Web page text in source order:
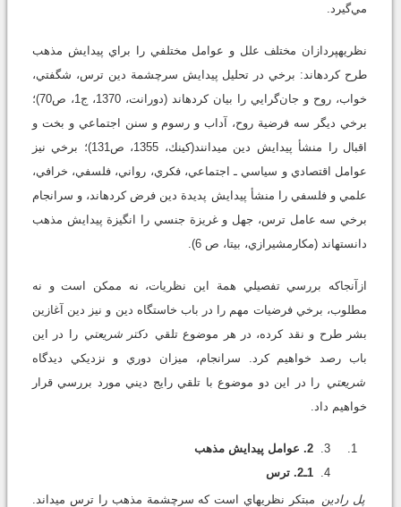
مي‌گيرد.
نظريه‏پردازان مختلف علل و عوامل مختلفي را براي پيدايش مذهب
طرح كرده‏اند: برخي در تحليل پيدايش سرچشمة دين ترس، شگفتي،
خواب، روح و جان‌گرايي را بيان كرده‏اند (‏دورانت، 1370، ج1، ص70)؛
برخي ديگر سه فرضية روح، آداب و رسوم و سنن اجتماعي و بخت و
اقبال را منشأ پيدايش دين مي‏دانند(كينك، 1355، ص131)؛ برخي نيز
عوامل اقتصادي و سياسي ـ اجتماعي، فكري، رواني، فلسفي، خرافي،
علمي و فلسفي را منشأ پيدايش پديدة دين فرض كرده‏اند، و سرانجام
برخي سه عامل ترس، جهل و غريزة جنسي را انگيزة پيدايش مذهب
دانسته‏اند (مكارم‏شيرازي، بي‏تا، ص 6).
ازآنجاكه بررسي تفصيلي همة اين نظريات، نه ممكن است و نه
مطلوب، برخي فرضيات مهم را در باب خاستگاه دين و نيز دين آغازين
بشر طرح و نقد كرده، در هر موضوع تلقي دكتر شريعتي را در اين
باب رصد خواهيم كرد. سرانجام، ميزان دوري و نزديكي ديدگاه
شريعتي را در اين دو موضوع با تلقي رايج ديني مورد بررسي قرار
خواهيم داد.
2. عوامل پيدايش مذهب
1ـ2. ترس
پل رادين مبتكر نظريه‏اي است كه سرچشمة مذهب را ترس مي‏داند.